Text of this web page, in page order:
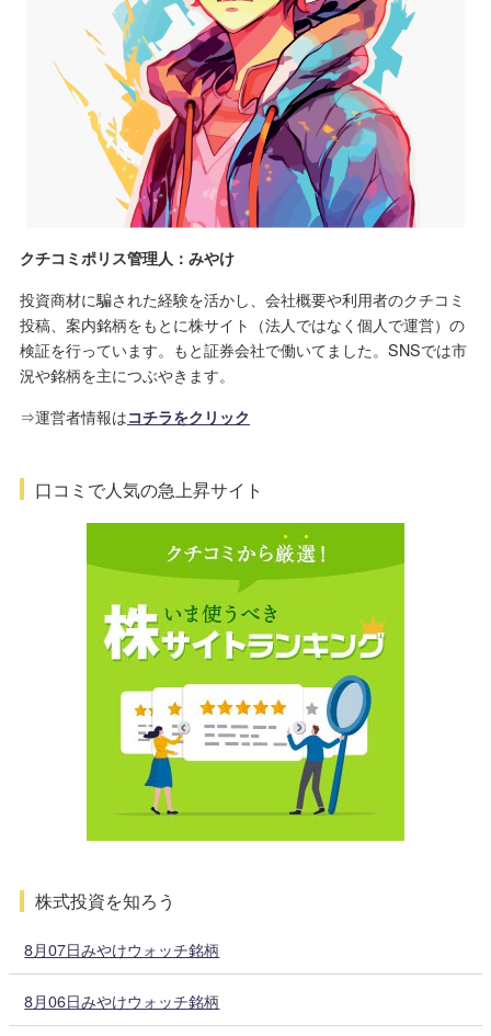
クチコミポリス管理人：みやけ
投資商材に騙された経験を活かし、会社概要や利用者のクチコミ
投稿、案内銘柄をもとに株サイト（法人ではなく個人で運営）の
検証を行っています。もと証券会社で働いてました。SNSでは市
況や銘柄を主につぶやきます。
⇒運営者情報はコチラをクリック
口コミで人気の急上昇サイト
株式投資を知ろう
8月07日みやけウォッチ銘柄
8月06日みやけウォッチ銘柄